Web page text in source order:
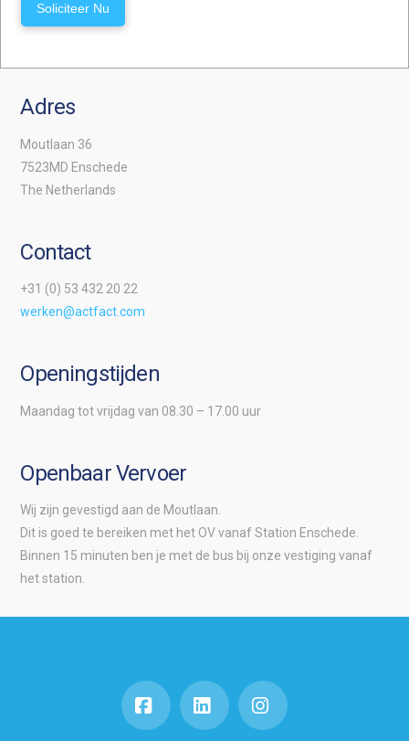
Soliciteer Nu
Adres
Moutlaan 36
7523MD Enschede
The Netherlands
Contact
+31 (0) 53 432 20 22
werken@actfact.com
Openingstijden
Maandag tot vrijdag van 08.30 – 17.00 uur
Openbaar Vervoer
Wij zijn gevestigd aan de Moutlaan.
Dit is goed te bereiken met het OV vanaf Station Enschede.
Binnen 15 minuten ben je met de bus bij onze vestiging vanaf
het station.